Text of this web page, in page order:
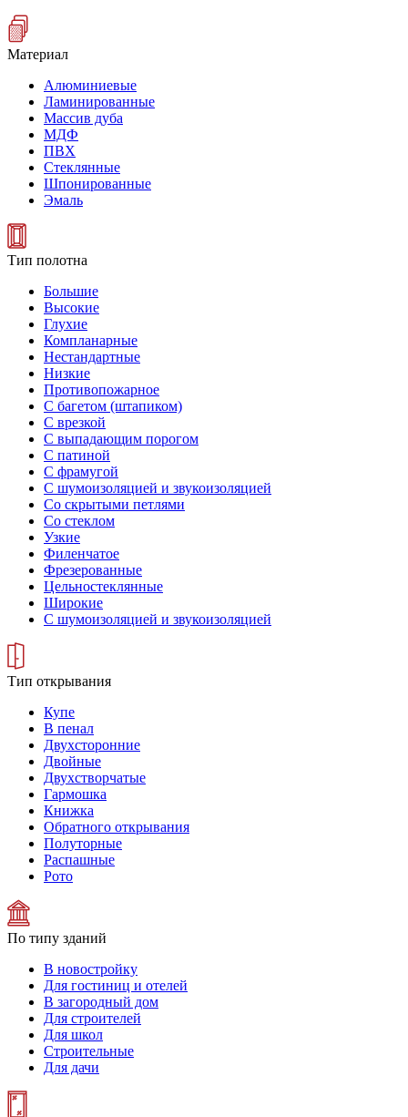
Материал
Алюминиевые
Ламинированные
Массив дуба
МДФ
ПВХ
Стеклянные
Шпонированные
Эмаль
Тип полотна
Большие
Высокие
Глухие
Компланарные
Нестандартные
Низкие
Противопожарное
С багетом (штапиком)
С врезкой
С выпадающим порогом
С патиной
С фрамугой
С шумоизоляцией и звукоизоляцией
Со скрытыми петлями
Со стеклом
Узкие
Филенчатое
Фрезерованные
Цельностеклянные
Широкие
С шумоизоляцией и звукоизоляцией
Тип открывания
Купе
В пенал
Двухсторонние
Двойные
Двухстворчатые
Гармошка
Книжка
Обратного открывания
Полуторные
Распашные
Рото
По типу зданий
В новостройку
Для гостиниц и отелей
В загородный дом
Для строителей
Для школ
Строительные
Для дачи